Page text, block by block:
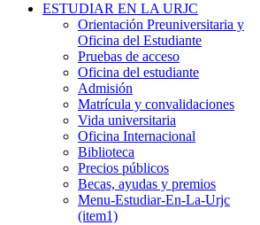
ESTUDIAR EN LA URJC
Orientación Preuniversitaria y
Oficina del Estudiante
Pruebas de acceso
Oficina del estudiante
Admisión
Matrícula y convalidaciones
Vida universitaria
Oficina Internacional
Biblioteca
Precios públicos
Becas, ayudas y premios
Menu-Estudiar-En-La-Urjc
(item1)